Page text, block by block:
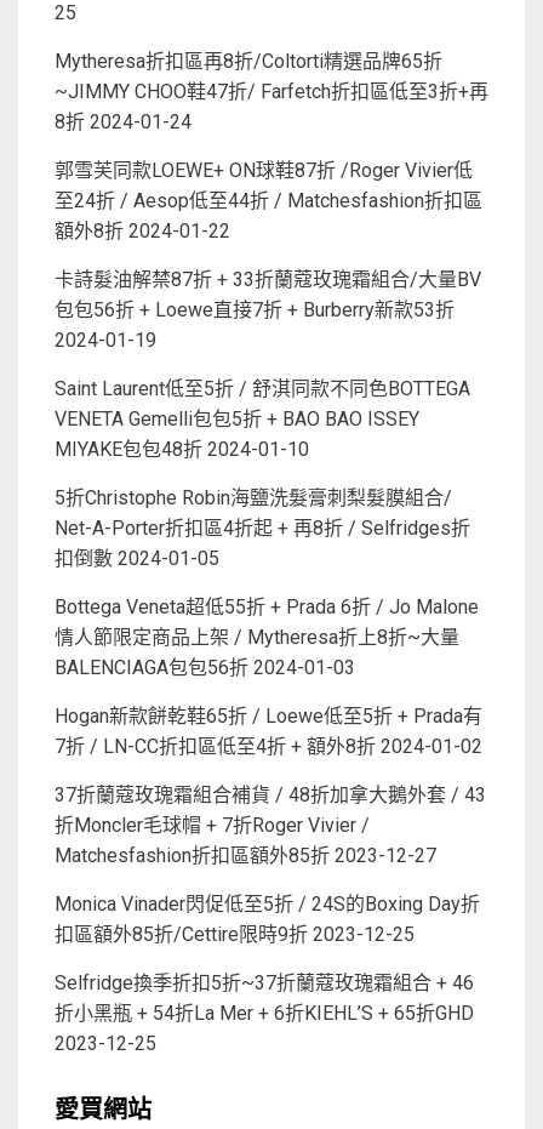
25
Mytheresa折扣區再8折/Coltorti精選品牌65折
~JIMMY CHOO鞋47折/ Farfetch折扣區低至3折+再
8折 2024-01-24
郭雪芙同款LOEWE+ ON球鞋87折 /Roger Vivier低
至24折 / Aesop低至44折 / Matchesfashion折扣區
額外8折 2024-01-22
卡詩髮油解禁87折 + 33折蘭蔻玫瑰霜組合/大量BV
包包56折 + Loewe直接7折 + Burberry新款53折
2024-01-19
Saint Laurent低至5折 / 舒淇同款不同色BOTTEGA
VENETA Gemelli包包5折 + BAO BAO ISSEY
MIYAKE包包48折 2024-01-10
5折Christophe Robin海鹽洗髮膏刺梨髮膜組合/
Net-A-Porter折扣區4折起 + 再8折 / Selfridges折
扣倒數 2024-01-05
Bottega Veneta超低55折 + Prada 6折 / Jo Malone
情人節限定商品上架 / Mytheresa折上8折~大量
BALENCIAGA包包56折 2024-01-03
Hogan新款餅乾鞋65折 / Loewe低至5折 + Prada有
7折 / LN-CC折扣區低至4折 + 額外8折 2024-01-02
37折蘭蔻玫瑰霜組合補貨 / 48折加拿大鵝外套 / 43
折Moncler毛球帽 + 7折Roger Vivier /
Matchesfashion折扣區額外85折 2023-12-27
Monica Vinader閃促低至5折 / 24S的Boxing Day折
扣區額外85折/Cettire限時9折 2023-12-25
Selfridge換季折扣5折~37折蘭蔻玫瑰霜組合 + 46
折小黑瓶 + 54折La Mer + 6折KIEHL’S + 65折GHD
2023-12-25
愛買網站